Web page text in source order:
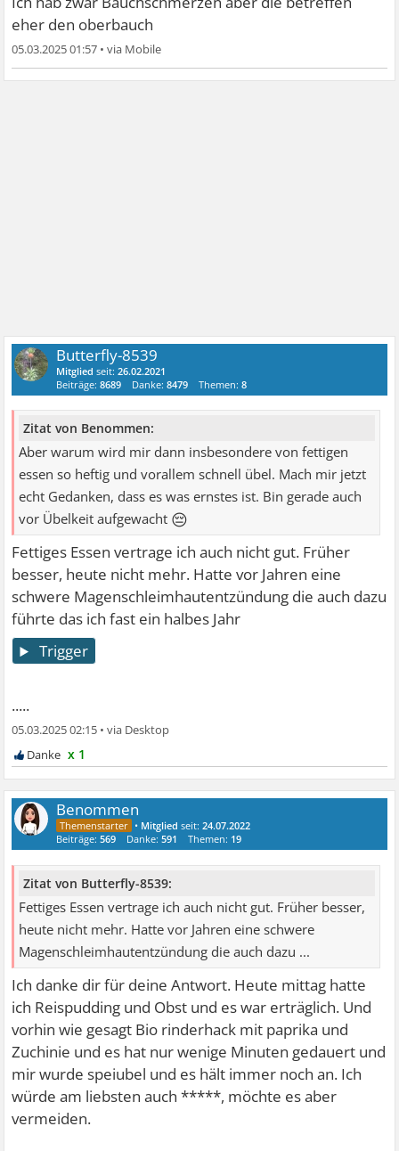
eher den oberbauch
05.03.2025 01:57 •
Butterfly-8539
Mitglied seit:26.02.2021
Beiträge:8689 Danke:8479 Themen:8
Zitat von Benommen:
Aber warum wird mir dann insbesondere von fettigen
essen so heftig und vorallem schnell übel. Mach mir jetzt
echt Gedanken, dass es was ernstes ist. Bin gerade auch
vor Übelkeit aufgewacht 😔
Fettiges Essen vertrage ich auch nicht gut. Früher
besser, heute nicht mehr. Hatte vor Jahren eine
schwere Magenschleimhautentzündung die auch dazu
führte das ich fast ein halbes Jahr
Trigger
.....
05.03.2025 02:15 •
x 1
Benommen
• Mitglied seit:24.07.2022
Beiträge:569 Danke:591 Themen: 19
Zitat von Butterfly-8539:
Fettiges Essen vertrage ich auch nicht gut. Früher besser,
heute nicht mehr. Hatte vor Jahren eine schwere
Magenschleimhautentzündung die auch dazu ...
Ich danke dir für deine Antwort. Heute mittag hatte
ich Reispudding und Obst und es war erträglich. Und
vorhin wie gesagt Bio rinderhack mit paprika und
Zuchinie und es hat nur wenige Minuten gedauert und
mir wurde speiubel und es hält immer noch an. Ich
würde am liebsten auch *****, möchte es aber
vermeiden.